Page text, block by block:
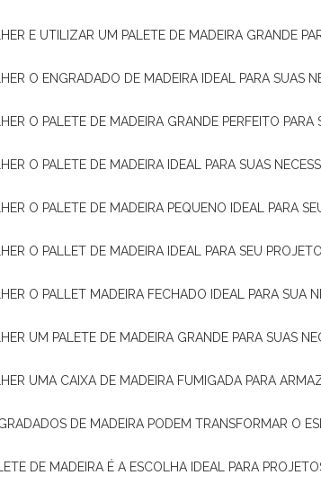
E UTILIZAR UM PALETE DE MADEIRA GRANDE
O ENGRADADO DE MADEIRA IDEAL PARA SUAS
O PALETE DE MADEIRA GRANDE PERFEITO PARA
O PALETE DE MADEIRA IDEAL PARA SUAS
O PALETE DE MADEIRA PEQUENO IDEAL PARA
O PALLET DE MADEIRA IDEAL PARA SEU PROJETO
O PALLET MADEIRA FECHADO IDEAL PARA SUA
UM PALETE DE MADEIRA GRANDE PARA SUAS
UMA CAIXA DE MADEIRA FUMIGADA PARA
DE MADEIRA PODEM TRANSFORMAR O
DE MADEIRA É A ESCOLHA IDEAL PARA